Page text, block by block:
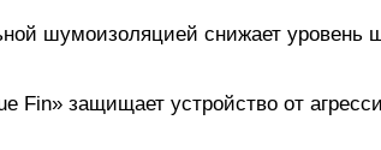
шумоизоляцией снижает
Fin» защищает устройство от